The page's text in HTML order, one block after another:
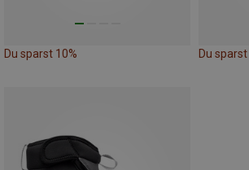
Du sparst 10% Du sparst